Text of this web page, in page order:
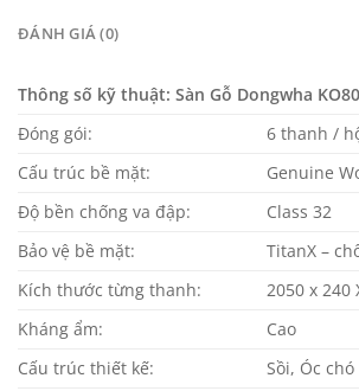
ĐÁNH GIÁ (0)
Thông số kỹ thuật: Sàn Gỗ Dongwha
Đóng gói:
6 thanh /
Cấu trúc bề mặt:
Genuine
Độ bền chống va đập:
Class 32
Bảo vệ bề mặt:
TitanX –
Kích thước từng thanh:
2050 x 240
Kháng ẩm:
Cao
Cấu trúc thiết kế:
Sồi, Óc chó